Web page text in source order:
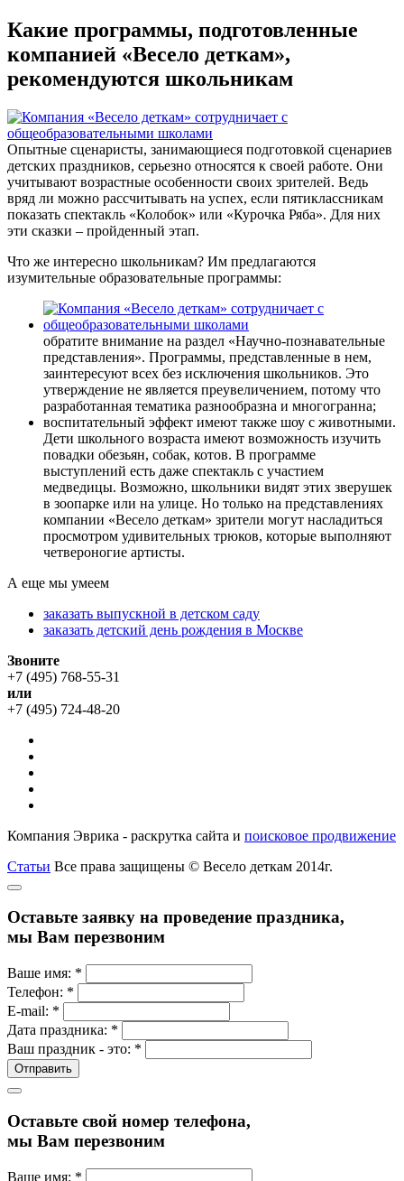
Какие программы, подготовленные
компанией «Весело деткам»,
рекомендуются школьникам
Опытные сценаристы, занимающиеся подготовкой сценариев
детских праздников, серьезно относятся к своей работе. Они
учитывают возрастные особенности своих зрителей. Ведь
вряд ли можно рассчитывать на успех, если пятиклассникам
показать спектакль «Колобок» или «Курочка Ряба». Для них
эти сказки – пройденный этап.
Что же интересно школьникам? Им предлагаются
изумительные образовательные программы:
обратите внимание на раздел «Научно-познавательные
представления». Программы, представленные в нем,
заинтересуют всех без исключения школьников. Это
утверждение не является преувеличением, потому что
разработанная тематика разнообразна и многогранна;
воспитательный эффект имеют также шоу с животными.
Дети школьного возраста имеют возможность изучить
повадки обезьян, собак, котов. В программе
выступлений есть даже спектакль с участием
медведицы. Возможно, школьники видят этих зверушек
в зоопарке или на улице. Но только на представлениях
компании «Весело деткам» зрители могут насладиться
просмотром удивительных трюков, которые выполняют
четвероногие артисты.
А еще мы умеем
заказать выпускной в детском саду
заказать детский день рождения в Москве
Звоните
+7 (495) 768-55-31
или
+7 (495) 724-48-20
Компания Эврика - раскрутка сайта и поисковое продвижение
Статьи Все права защищены © Весело деткам 2014г.
Оставьте заявку на проведение праздника,
мы Вам перезвоним
Ваше имя: *
Телефон: *
E-mail: *
Дата праздника: *
Ваш праздник - это: *
Оставьте свой номер телефона,
мы Вам перезвоним
Ваше имя: *